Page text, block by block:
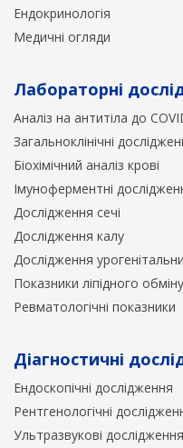
Ендокринологія
Медичні огляди
Лабораторні
Аналіз на антитіла до
Загальноклінічні
Біохімічний аналіз крові
Імуноферментні
Дослідження сечі
Дослідження калу
Дослідження
Показники ліпідного обміну
Ревматологічні показники
Діагностичні
Ендоскопічні дослідження
Рентгенологічні
Ультразвукові дослідження